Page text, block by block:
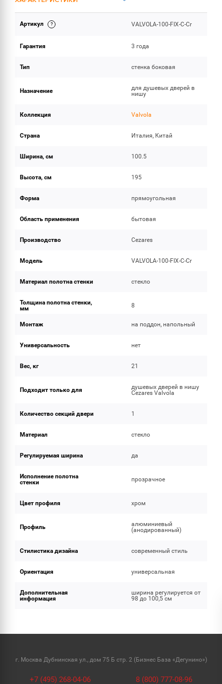
ОБЪЕМ ПОСТАВКИ
Артикул VALVOLA-100-FIX-C-Cr
Гарантия 3 года
Тип стенка боковая
Назначение
для душевых дверей в
нишу
Коллекция Valvola
Страна Италия, Китай
Ширина, см 100.5
Высота, см 195
Форма прямоугольная
Область применения бытовая
Производство Cezares
Модель VALVOLA-100-FIX-C-Cr
Материал полотна стенки стекло
Толщина полотна стенки,
мм
8
Монтаж на поддон, напольный
Универсальность нет
Вес, кг 21
Подходит только для
душевых дверей в нишу
Cezares Valvola
Количество секций двери 1
Материал стекло
Регулируемая ширина да
Исполнение полотна
стенки
прозрачное
Цвет профиля хром
Профиль
алюминиевый
(анодированный)
Стилистика дизайна современный стиль
Ориентация универсальная
Дополнительная
информация
ширина регулируется от
98 до 100,5 см
г. Москва Дубнинская ул., дом 75 Б стр. 2 (Бизнес База «Дегунино»)
+7 (495) 268-04-06 8 (800) 777-08-96